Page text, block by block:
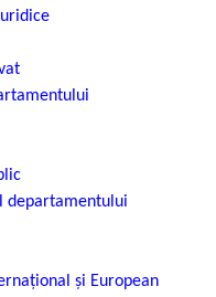
departamentului
și European